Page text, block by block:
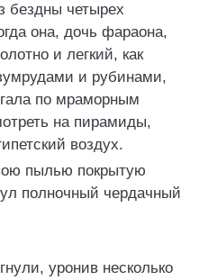
бездны четырех
она, дочь фараона,
и легкий, как
и рубинами,
по мраморным
на пирамиды,
воздух.
пылью покрытую
полночный чердачный
уронив несколько